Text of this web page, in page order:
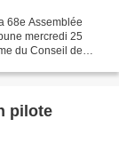
68e Assemblée
mercredi 25
du Conseil de
pilote